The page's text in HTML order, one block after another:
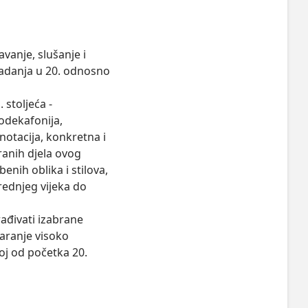
slušanje i
u 20. odnosno
stoljeća -
konkretna i
djela ovog
oblika i stilova,
vijeka do
izabrane
visoko
od početka 20.